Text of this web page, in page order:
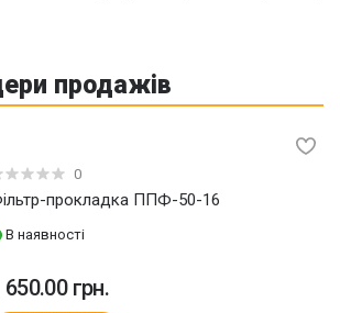
продажів
0
Фільтр-прокладка ППФ-50-16
В наявності
650.00 грн.